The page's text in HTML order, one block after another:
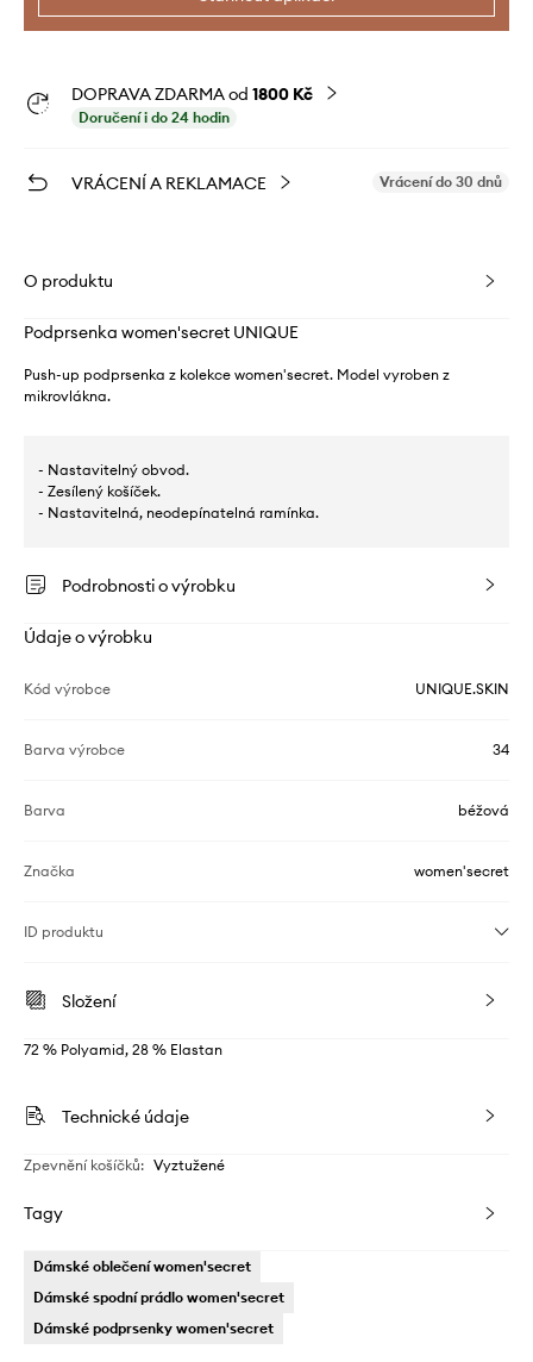
DOPRAVA ZDARMA od 1800 Kč
Doručení i do 24 hodin
VRÁCENÍ A REKLAMACE Vrácení do 30 dnů
O produktu
Podprsenka women'secret UNIQUE
Push-up podprsenka z kolekce women'secret. Model vyroben z
mikrovlákna.
- Nastavitelný obvod.
- Zesílený košíček.
- Nastavitelná, neodepínatelná ramínka.
Podrobnosti o výrobku
Údaje o výrobku
Kód výrobce UNIQUE.SKIN
Barva výrobce 34
Barva béžová
Značka women'secret
ID produktu
Složení
72 % Polyamid, 28 % Elastan
Technické údaje
Zpevnění košíčků: Vyztužené
Tagy
Dámské oblečení women'secret
Dámské spodní prádlo women'secret
Dámské podprsenky women'secret